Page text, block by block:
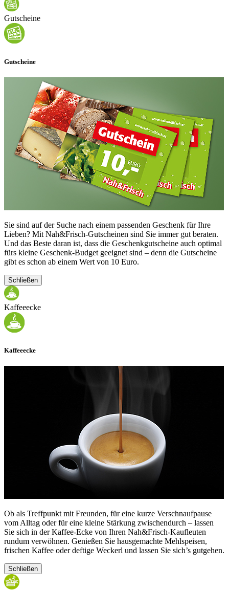
Gutscheine
Gutscheine
Sie sind auf der Suche nach einem passenden Geschenk für Ihre
Lieben? Mit Nah&Frisch-Gutscheinen sind Sie immer gut beraten.
Und das Beste daran ist, dass die Geschenkgutscheine auch optimal
fürs kleine Geschenk-Budget geeignet sind – denn die Gutscheine
gibt es schon ab einem Wert von 10 Euro.
Schließen
Kaffeeecke
Kaffeeecke
Ob als Treffpunkt mit Freunden, für eine kurze Verschnaufpause
vom Alltag oder für eine kleine Stärkung zwischendurch – lassen
Sie sich in der Kaffee-Ecke von Ihren Nah&Frisch-Kaufleuten
rundum verwöhnen. Genießen Sie hausgemachte Mehlspeisen,
frischen Kaffee oder deftige Weckerl und lassen Sie sich’s gutgehen.
Schließen